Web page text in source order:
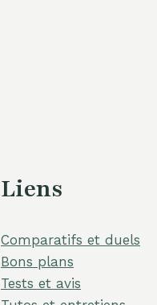
Liens
Comparatifs et duels
Bons plans
Tests et avis